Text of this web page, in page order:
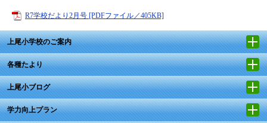
R7学校だより2月号 [PDFファイル／405KB]
上尾小学校のご案内
各種たより
上尾小ブログ
学力向上プラン